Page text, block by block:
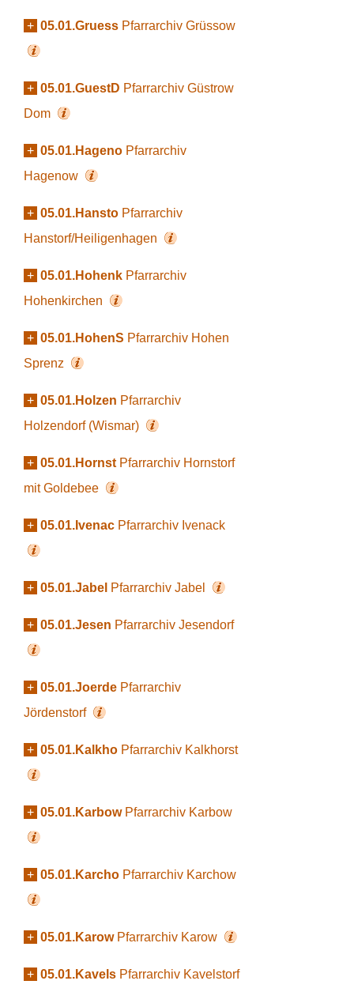
+ 05.01.Gruess Pfarrarchiv Grüssow
+ 05.01.GuestD Pfarrarchiv Güstrow
Dom
+ 05.01.Hageno Pfarrarchiv
Hagenow
+ 05.01.Hansto Pfarrarchiv
Hanstorf/Heiligenhagen
+ 05.01.Hohenk Pfarrarchiv
Hohenkirchen
+ 05.01.HohenS Pfarrarchiv Hohen
Sprenz
+ 05.01.Holzen Pfarrarchiv
Holzendorf (Wismar)
+ 05.01.Hornst Pfarrarchiv Hornstorf
mit Goldebee
+ 05.01.Ivenac Pfarrarchiv Ivenack
+ 05.01.Jabel Pfarrarchiv Jabel
+ 05.01.Jesen Pfarrarchiv Jesendorf
+ 05.01.Joerde Pfarrarchiv
Jördenstorf
+ 05.01.Kalkho Pfarrarchiv Kalkhorst
+ 05.01.Karbow Pfarrarchiv Karbow
+ 05.01.Karcho Pfarrarchiv Karchow
+ 05.01.Karow Pfarrarchiv Karow
+ 05.01.Kavels Pfarrarchiv Kavelstorf